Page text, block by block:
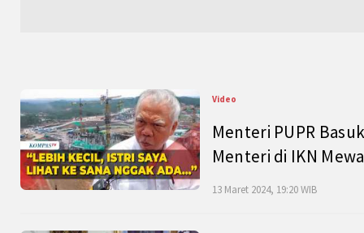
Video
Menteri PUPR
Menteri di IKN
13 Maret 2024, 19:20 WIB